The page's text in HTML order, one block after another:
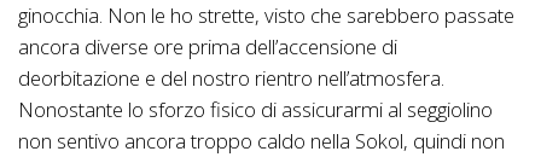
ginocchia. Non le ho strette, visto che sarebbero passate
ancora diverse ore prima dell’accensione di
deorbitazione e del nostro rientro nell’atmosfera.
Nonostante lo sforzo fisico di assicurarmi al seggiolino
non sentivo ancora troppo caldo nella Sokol, quindi non